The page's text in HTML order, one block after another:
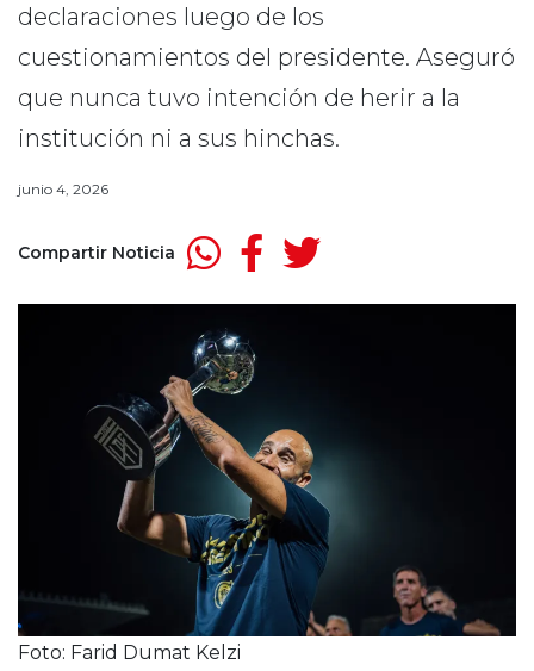
declaraciones luego de los
cuestionamientos del presidente. Aseguró
que nunca tuvo intención de herir a la
institución ni a sus hinchas.
junio 4, 2026
Compartir Noticia
Foto: Farid Dumat Kelzi